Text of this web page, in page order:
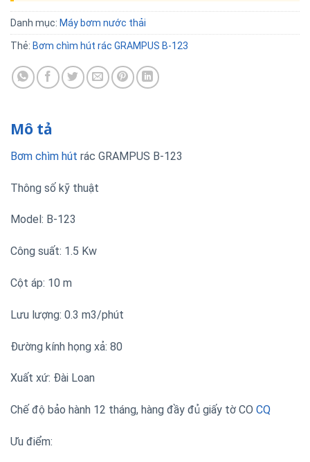
Danh mục: Máy bơm nước thải
Thẻ: Bơm chìm hút rác GRAMPUS B-123
Mô tả
Bơm chìm hút rác GRAMPUS B-123
Thông số kỹ thuật
Model: B-123
Công suất: 1.5 Kw
Cột áp: 10 m
Lưu lượng: 0.3 m3/phút
Đường kính họng xả: 80
Xuất xứ: Đài Loan
Chế độ bảo hành 12 tháng, hàng đầy đủ giấy tờ CO CQ
Ưu điểm: